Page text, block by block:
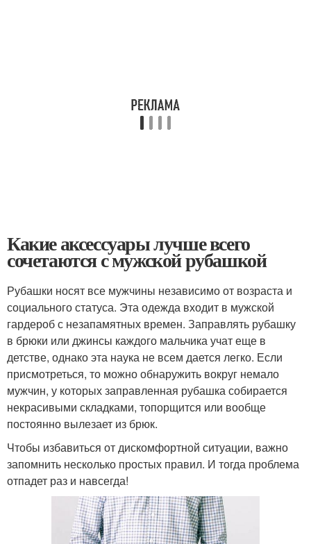
Какие аксессуары лучше всего
сочетаются с мужской рубашкой
Рубашки носят все мужчины независимо от возраста и
социального статуса. Эта одежда входит в мужской
гардероб с незапамятных времен. Заправлять рубашку
в брюки или джинсы каждого мальчика учат еще в
детстве, однако эта наука не всем дается легко. Если
присмотреться, то можно обнаружить вокруг немало
мужчин, у которых заправленная рубашка собирается
некрасивыми складками, топорщится или вообще
постоянно вылезает из брюк.
Чтобы избавиться от дискомфортной ситуации, важно
запомнить несколько простых правил. И тогда проблема
отпадет раз и навсегда!